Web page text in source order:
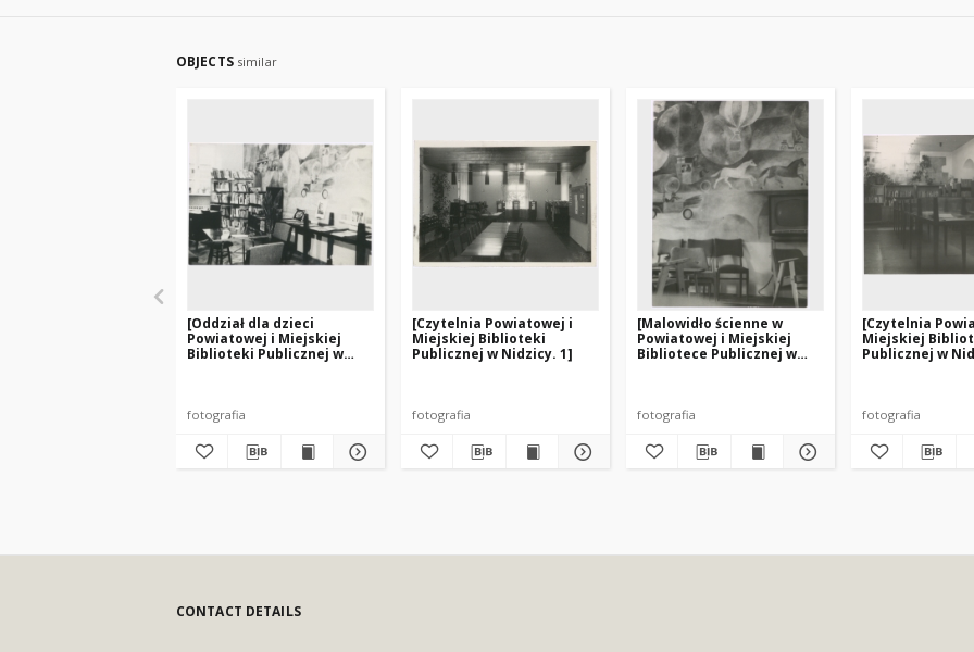
OBJECTS similar
[Oddział dla dzieci
Powiatowej i Miejskiej
Biblioteki Publicznej w
fotografia
[Czytelnia Powiatowej i
Miejskiej Biblioteki
Publicznej w Nidzicy. 1]
fotografia
[Malowidło ścienne w
Powiatowej i Miejskiej
Bibliotece Publicznej w
fotografia
[Czytelnia
Miejskiej
Publicznej w
fotografia
CONTACT DETAILS